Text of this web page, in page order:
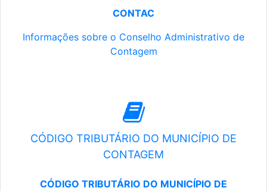
CONTAC
Informações sobre o Conselho Administrativo de
Contagem
CÓDIGO TRIBUTÁRIO DO MUNICÍPIO DE
CONTAGEM
CÓDIGO TRIBUTÁRIO DO MUNICÍPIO DE